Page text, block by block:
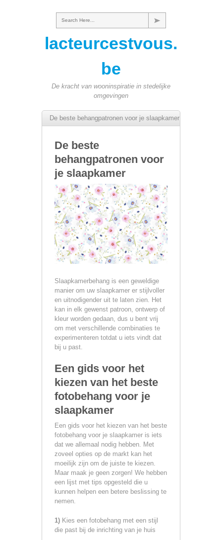
Search Here...
lacteurcestvous.
be
De kracht van wooninspiratie in stedelijke
omgevingen
De beste behangpatronen voor je slaapkamer
De beste
behangpatronen voor
je slaapkamer
Slaapkamerbehang is een geweldige
manier om uw slaapkamer er stijlvoller
en uitnodigender uit te laten zien. Het
kan in elk gewenst patroon, ontwerp of
kleur worden gedaan, dus u bent vrij
om met verschillende combinaties te
experimenteren totdat u iets vindt dat
bij u past.
Een gids voor het
kiezen van het beste
fotobehang voor je
slaapkamer
Een gids voor het kiezen van het beste
fotobehang voor je slaapkamer is iets
dat we allemaal nodig hebben. Met
zoveel opties op de markt kan het
moeilijk zijn om de juiste te kiezen.
Maar maak je geen zorgen! We hebben
een lijst met tips opgesteld die u
kunnen helpen een betere beslissing te
nemen.
1) Kies een fotobehang met een stijl
die past bij de inrichting van je huis